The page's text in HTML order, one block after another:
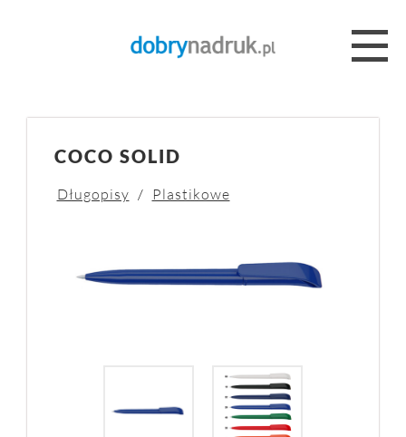
COCO SOLID
Długopisy / Plastikowe